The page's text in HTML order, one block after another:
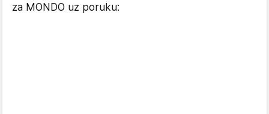
za MONDO uz poruku: